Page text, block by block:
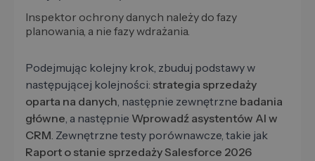
Inspektor ochrony danych należy do fazy
planowania, a nie fazy wdrażania.
Podejmując kolejny krok, zbuduj podstawy w
następującej kolejności: strategia sprzedaży
oparta na danych, następnie zewnętrzne badania
główne, a następnie Wprowadź asystentów AI w
CRM. Zewnętrzne testy porównawcze, takie jak
Raport o stanie sprzedaży Salesforce 2026